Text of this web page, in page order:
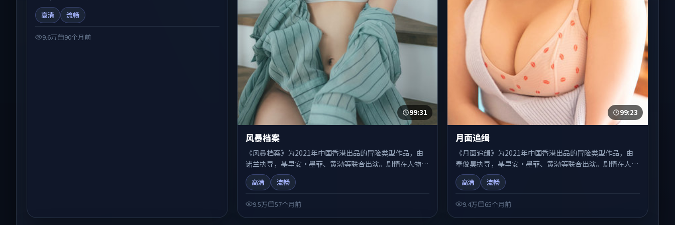
推进中展开，兼具叙事张力与视听质感。可与站内国产剧、
电影、综艺片单交叉检索，便于「国产在线观看」场景下的
高清 流畅
9.6万 90个月前
99:31
风暴档案
《风暴档案》为2021年中国香港出品的冒险类型作品，由
诺兰执导，基里安·墨菲、黄渤等联合出演。剧情在人物弧
光与节奏推进中展开，兼具叙事张力与视听质感。适合关注
国产在线观看、热播国产剧与院线佳片的观众收藏与检索延
高清 流畅
9.5万 57个月前
99:23
月面追缉
《月面追缉》为2021年中国香港出品的冒险类型作品，由
奉俊昊执导，基里安·墨菲、黄渤等联合出演。剧情在人物
弧光与节奏推进中展开，兼具叙事张力与视听质感。适合关
注国产在线观看、热播国产剧与院线佳片的观众收藏与检索
高清 流畅
9.4万 65个月前